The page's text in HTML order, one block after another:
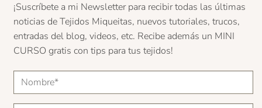
¡Suscríbete a mi Newsletter para recibir todas las últimas
noticias de Tejidos Miqueitas, nuevos tutoriales, trucos,
entradas del blog, videos, etc. Recibe además un MINI
CURSO gratis con tips para tus tejidos!